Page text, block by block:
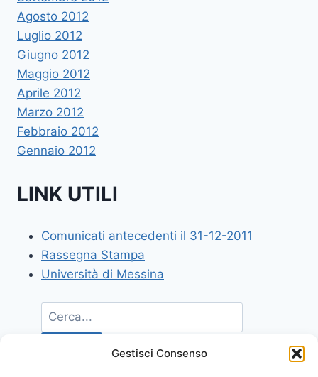
Gestisci Consenso
Agosto 2012
Luglio 2012
Giugno 2012
Maggio 2012
Aprile 2012
Marzo 2012
Febbraio 2012
Gennaio 2012
LINK UTILI
Comunicati antecedenti il 31-12-2011
Rassegna Stampa
Università di Messina